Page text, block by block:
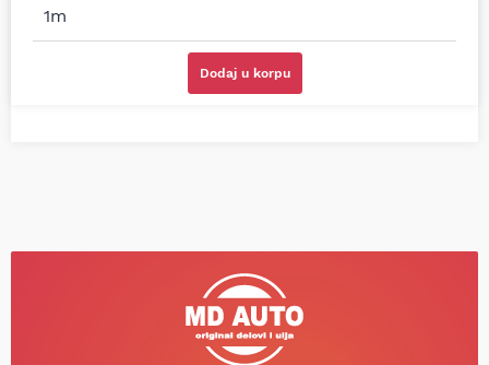
Dodaj u korpu
odgovarajuću opremu.
Sve pohvale!
Svetlana Večerinović, Beograd
proizvođača.
Stefan Savić, Beograd (Toyota